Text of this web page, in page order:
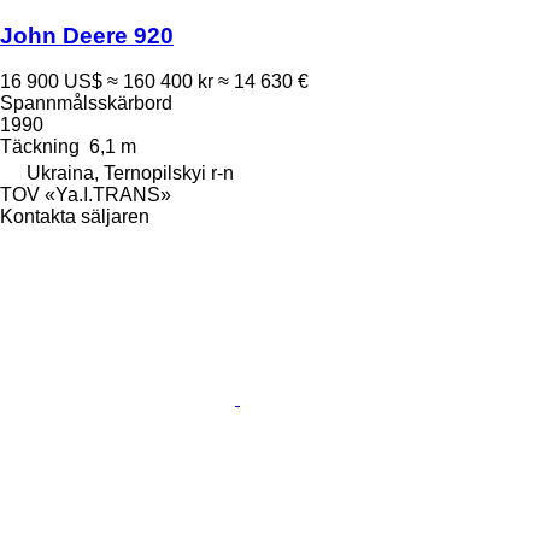
John Deere 920
16 900 US$ ≈ 160 400 kr ≈ 14 630 €
Spannmålsskärbord
1990
Täckning 6,1 m
Ukraina, Ternopilskyi r-n
TOV «Ya.I.TRANS»
Kontakta säljaren